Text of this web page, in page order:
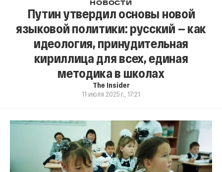
НОВОСТИ
Путин утвердил основы новой
языковой политики: русский — как
идеология, принудительная
кириллица для всех, единая
методика в школах
The Insider
11 июля 2025 г., 17:21